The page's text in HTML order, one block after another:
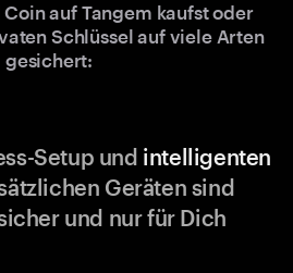
Coin auf Tangem kaufst oder
Schlüssel auf viele Arten
gesichert:
Setup und intelligenten
Geräten sind
und nur für Dich